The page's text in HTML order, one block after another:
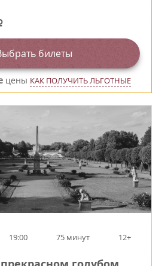
билеты
цены КАК ПОЛУЧИТЬ ЛЬГОТНЫЕ
19:00 75 минут 12+